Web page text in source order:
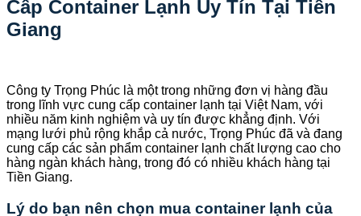
Cấp Container Lạnh Uy Tín Tại Tiền
Giang
Công ty Trọng Phúc là một trong những đơn vị hàng đầu
trong lĩnh vực cung cấp container lạnh tại Việt Nam, với
nhiều năm kinh nghiệm và uy tín được khẳng định. Với
mạng lưới phủ rộng khắp cả nước, Trọng Phúc đã và đang
cung cấp các sản phẩm container lạnh chất lượng cao cho
hàng ngàn khách hàng, trong đó có nhiều khách hàng tại
Tiền Giang.
Lý do bạn nên chọn mua container lạnh của